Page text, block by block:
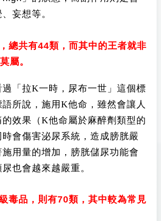
妄想等。
總共有44類，而其中的王者就非
屬。
「拉K一時，尿布一世」這個標
所說，施用K他命，雖然會讓人
效果（K他命屬於麻醉劑類型的
會傷害泌尿系統，造成膀胱嚴
用量的增加，膀胱儲尿功能會
也會越來越嚴重。
毒品，則有70類，其中較為常見